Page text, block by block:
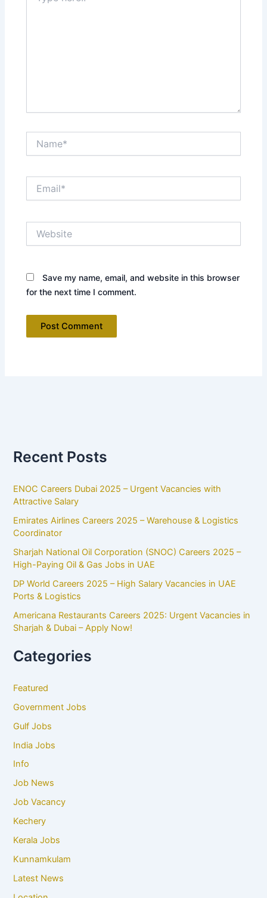
Save my name, email, and website in this browser
for the next time I comment.
Recent Posts
ENOC Careers Dubai 2025 – Urgent Vacancies with
Attractive Salary
Emirates Airlines Careers 2025 – Warehouse & Logistics
Coordinator
Sharjah National Oil Corporation (SNOC) Careers 2025 –
High-Paying Oil & Gas Jobs in UAE
DP World Careers 2025 – High Salary Vacancies in UAE
Ports & Logistics
Americana Restaurants Careers 2025: Urgent Vacancies in
Sharjah & Dubai – Apply Now!
Categories
Featured
Government Jobs
Gulf Jobs
India Jobs
Info
Job News
Job Vacancy
Kechery
Kerala Jobs
Kunnamkulam
Latest News